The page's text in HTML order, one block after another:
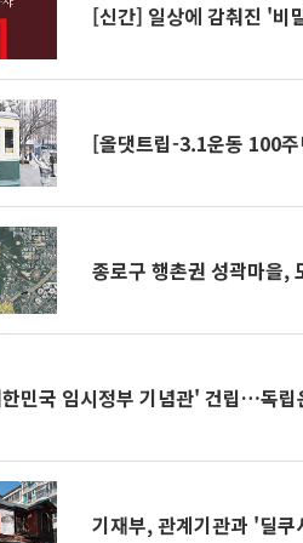
[신간] 일상에 감춰진 '
[올댓트립-3.1운동 100
종로구 행촌권 성곽마을,
민국 임시정부 기념관' 건립…독립
기재부, 관계기관과 '딜